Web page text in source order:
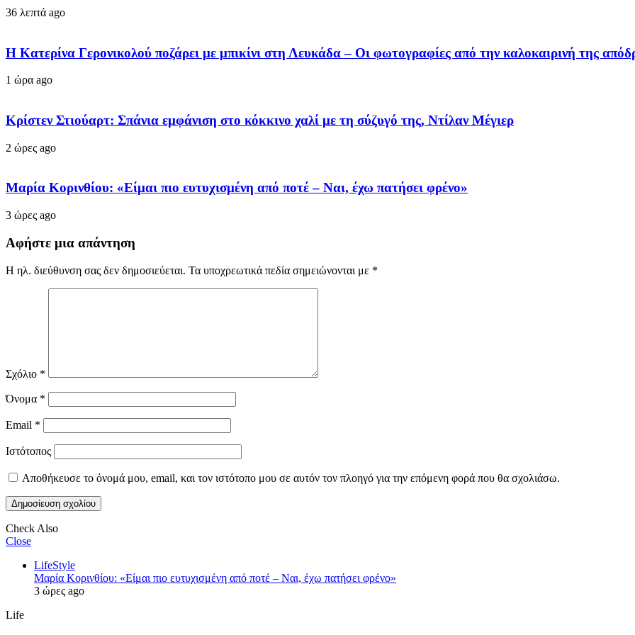
36 λεπτά ago
Η Κατερίνα Γερονικολού ποζάρει με μπικίνι στη Λευκάδα – Οι φωτογραφίες από την καλοκαιρινή της
1 ώρα ago
Κρίστεν Στιούαρτ: Σπάνια εμφάνιση στο κόκκινο χαλί με τη σύζυγό της, Ντίλαν Μέγιερ
2 ώρες ago
Μαρία Κορινθίου: «Είμαι πιο ευτυχισμένη από ποτέ – Ναι, έχω πατήσει φρένο»
3 ώρες ago
Αφήστε μια απάντηση
Η ηλ. διεύθυνση σας δεν δημοσιεύεται. Τα υποχρεωτικά πεδία σημειώνονται με *
Σχόλιο *
Όνομα *
Email *
Ιστότοπος
Αποθήκευσε το όνομά μου, email, και τον ιστότοπο μου σε αυτόν τον πλοηγό για την επόμενη φορά που θα σχολιάσω.
Check Also
Close
LifeStyle
Μαρία Κορινθίου: «Είμαι πιο ευτυχισμένη από ποτέ – Ναι, έχω πατήσει φρένο»
3 ώρες ago
Life